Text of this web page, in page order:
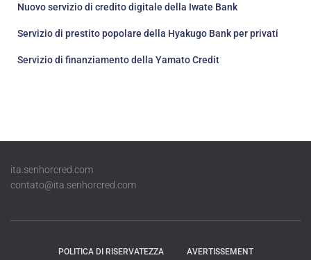
Nuovo servizio di credito digitale della Iwate Bank
Servizio di prestito popolare della Hyakugo Bank per privati
Servizio di finanziamento della Yamato Credit
ita.senhorcred.com
contato@ita.senhorcred.com
POLITICA DI RISERVATEZZA AVERTISSEMENT